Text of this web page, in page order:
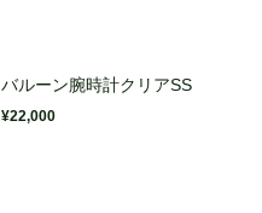
バルーン腕時計クリアSS
¥22,000